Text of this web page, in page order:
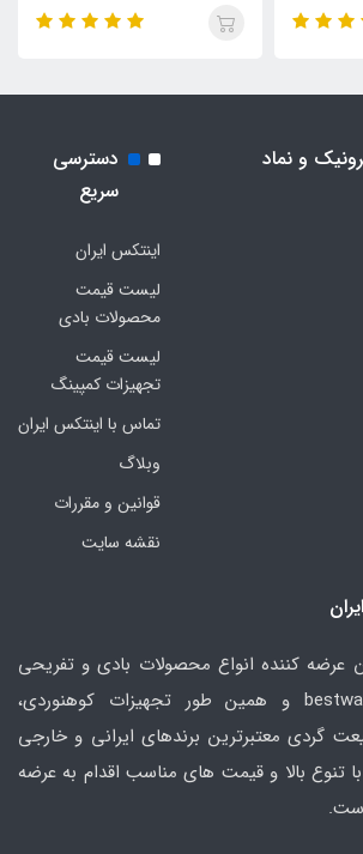
و نماد
دسترسی
سریع
اینتکس ایران
لیست قیمت
محصولات بادی
لیست قیمت
تجهیزات کمپینگ
تماس با اینتکس ایران
وبلاگ
قوانین و مقررات
نقشه سایت
عرضه کننده انواع محصولات بادی و تفریحی
برندهای intex و bestway و همین طور تجهیزات کوهنوردی،
گردی معتبرترین برندهای ایرانی و خارجی
تنوع بالا و قیمت های مناسب اقدام به عرضه